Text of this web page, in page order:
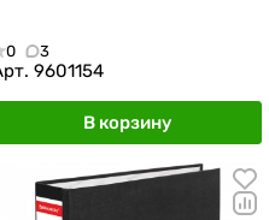
0 3
9601154
В корзину